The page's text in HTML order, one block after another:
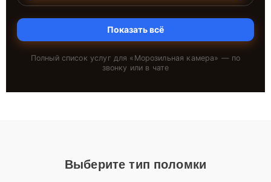
Показать всё
Полный список услуг для « Морозильная камера» — по
звонку или в чате
Выберите тип поломки